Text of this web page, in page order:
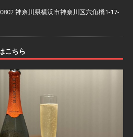
神奈川県横浜市神奈川区六角橋1-17-
こちら